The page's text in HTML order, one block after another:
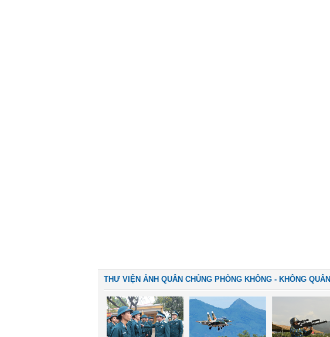
THƯ VIỆN ẢNH QUÂN CHỦNG PHÒNG KHÔNG - KHÔNG QUÂN